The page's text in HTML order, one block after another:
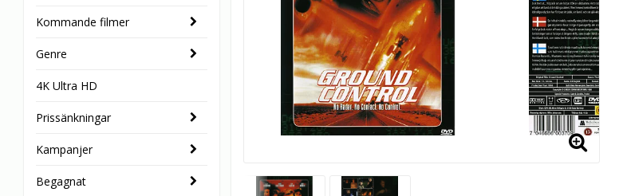
Kommande filmer
Genre
4K Ultra HD
Prissänkningar
Kampanjer
Begagnat